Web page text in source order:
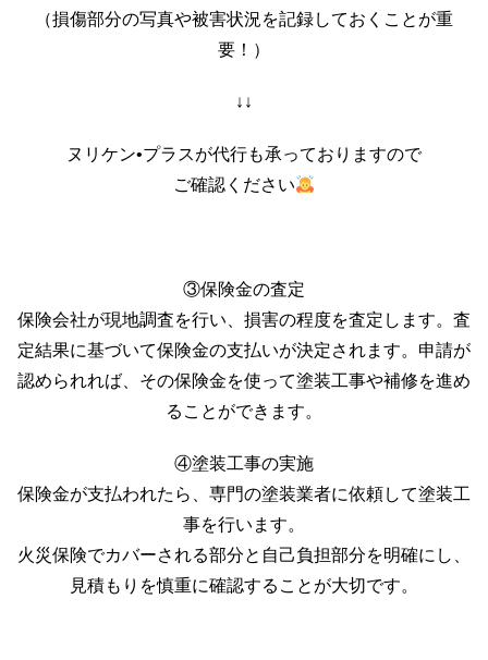
（損傷部分の写真や被害状況を記録しておくことが重
要！）
↓↓
ヌリケン•プラスが代行も承っておりますので
ご確認ください
③保険金の査定
保険会社が現地調査を行い、損害の程度を査定します。査
定結果に基づいて保険金の支払いが決定されます。申請が
認められれば、その保険金を使って塗装工事や補修を進め
ることができます。
④塗装工事の実施
保険金が支払われたら、専門の塗装業者に依頼して塗装工
事を行います。
火災保険でカバーされる部分と自己負担部分を明確にし、
見積もりを慎重に確認することが大切です。